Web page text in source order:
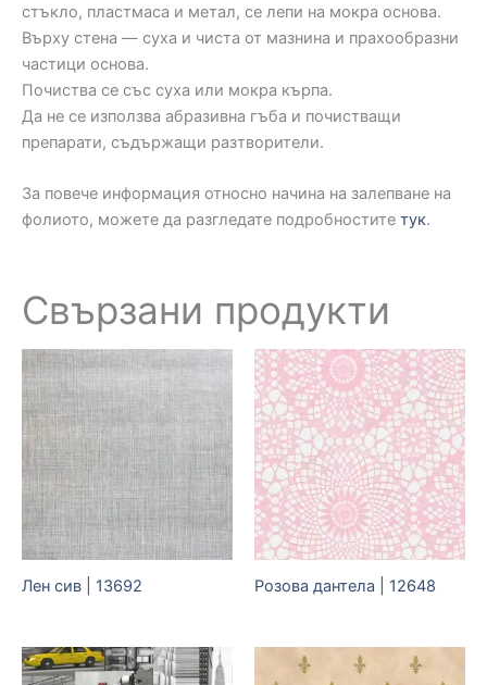
стъкло, пластмаса и метал, се лепи на мокра основа.
Върху стена — суха и чиста от мазнина и прахообразни
частици основа.
Почиства се със суха или мокра кърпа.
Да не се използва абразивна гъба и почистващи
препарати, съдържащи разтворители.
За повече информация относно начина на залепване на
фолиото, можете да разгледате подробностите тук.
Свързани продукти
Лен сив | 13692 Розова дантела | 12648